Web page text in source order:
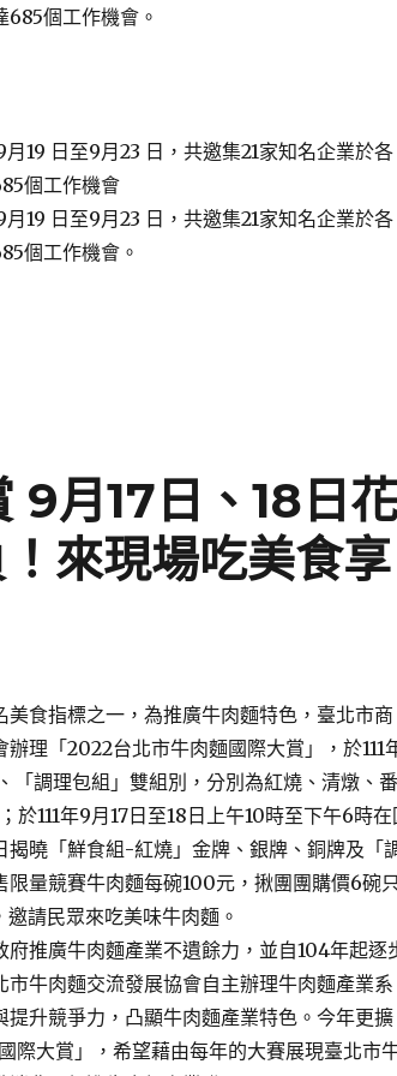
個工作機會。
9月17日、18日
來現場吃美食享
食指標之一，為推廣牛肉麵特色，臺北市商
理「2022台北市牛肉麵國際大賞」，於111
「調理包組」雙組別，分別為紅燒、清燉、番
於111年9月17日至18日上午10時至下午6時在
揭曉「鮮食組-紅燒」金牌、銀牌、銅牌及「
量競賽牛肉麵每碗100元，揪團團購價6碗
請民眾來吃美味牛肉麵。
推廣牛肉麵產業不遺餘力，並自104年起逐
牛肉麵交流發展協會自主辦理牛肉麵產業系
升競爭力，凸顯牛肉麵產業特色。今年更擴
際大賞」，希望藉由每年的大賽展現臺北市